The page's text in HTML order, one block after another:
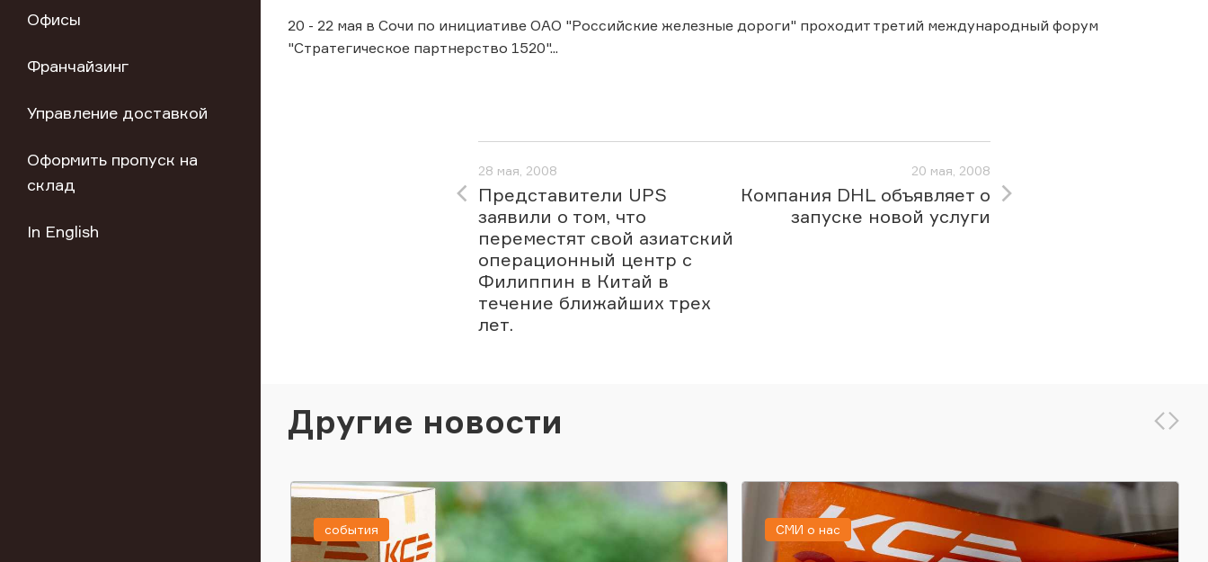
Офисы
Франчайзинг
Управление доставкой
Оформить пропуск на
склад
In English
20 - 22 мая в Сочи по инициативе ОАО "Российские железные дороги" проходит третий международный форум
"Стратегическое партнерство 1520"...
28 мая, 2008
Представители UPS
заявили о том, что
переместят свой азиатский
операционный центр с
Филиппин в Китай в
течение ближайших трех
лет.
20 мая, 2008
Компания DHL объявляет о
запуске новой услуги
Другие новости
события СМИ о нас